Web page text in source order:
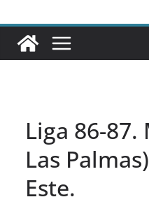
Liga 86-87.
Las
Este.